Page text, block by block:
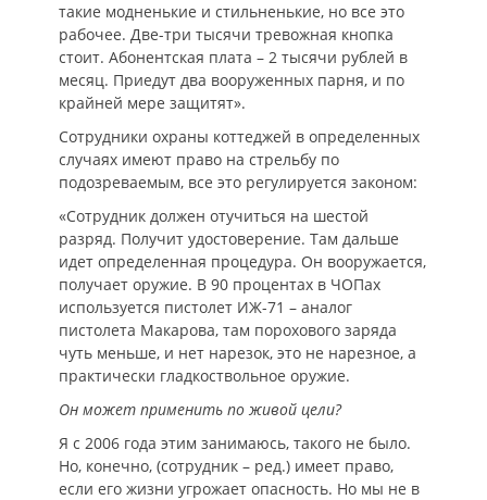
такие модненькие и стильненькие, но все это
рабочее. Две-три тысячи тревожная кнопка
стоит. Абонентская плата – 2 тысячи рублей в
месяц. Приедут два вооруженных парня, и по
крайней мере защитят».
Сотрудники охраны коттеджей в определенных
случаях имеют право на стрельбу по
подозреваемым, все это регулируется законом:
«Сотрудник должен отучиться на шестой
разряд. Получит удостоверение. Там дальше
идет определенная процедура. Он вооружается,
получает оружие. В 90 процентах в ЧОПах
используется пистолет ИЖ-71 – аналог
пистолета Макарова, там порохового заряда
чуть меньше, и нет нарезок, это не нарезное, а
практически гладкоствольное оружие.
Он может применить по живой цели?
Я с 2006 года этим занимаюсь, такого не было.
Но, конечно, (сотрудник – ред.) имеет право,
если его жизни угрожает опасность. Но мы не в